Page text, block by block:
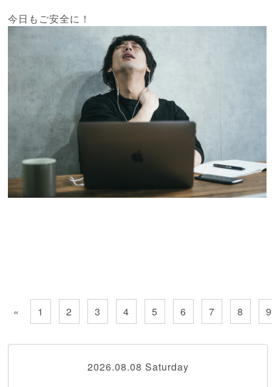
今日もご安全に！
« 1 2 3 4 5 6 7 8 9
2026.08.08 Saturday